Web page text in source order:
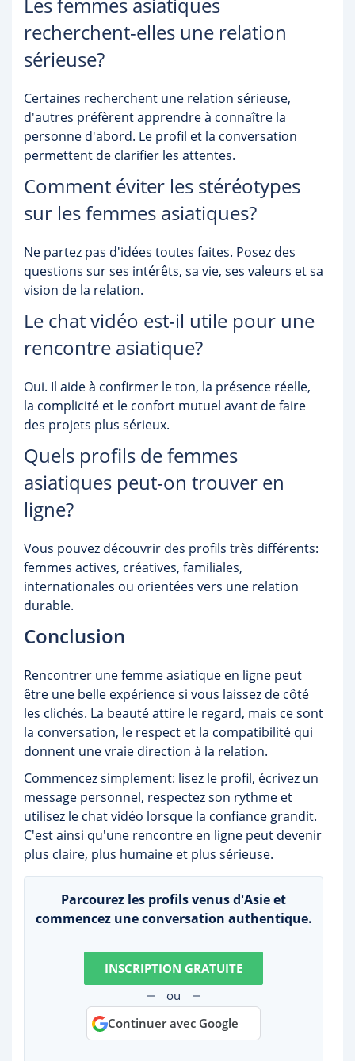
recherchent-elles une relation
sérieuse?
Certaines recherchent une relation sérieuse,
d'autres préfèrent apprendre à connaître la
personne d'abord. Le profil et la conversation
permettent de clarifier les attentes.
Comment éviter les stéréotypes
sur les femmes asiatiques?
Ne partez pas d'idées toutes faites. Posez des
questions sur ses intérêts, sa vie, ses valeurs et sa
vision de la relation.
Le chat vidéo est-il utile pour une
rencontre asiatique?
Oui. Il aide à confirmer le ton, la présence réelle,
la complicité et le confort mutuel avant de faire
des projets plus sérieux.
Quels profils de femmes
asiatiques peut-on trouver en
ligne?
Vous pouvez découvrir des profils très différents:
femmes actives, créatives, familiales,
internationales ou orientées vers une relation
durable.
Conclusion
Rencontrer une femme asiatique en ligne peut
être une belle expérience si vous laissez de côté
les clichés. La beauté attire le regard, mais ce sont
la conversation, le respect et la compatibilité qui
donnent une vraie direction à la relation.
Commencez simplement: lisez le profil, écrivez un
message personnel, respectez son rythme et
utilisez le chat vidéo lorsque la confiance grandit.
C'est ainsi qu'une rencontre en ligne peut devenir
plus claire, plus humaine et plus sérieuse.
Parcourez les profils venus d'Asie et
commencez une conversation authentique.
INSCRIPTION GRATUITE
ou
Continuer avec Google